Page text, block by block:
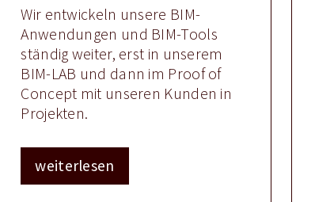
Wir entwickeln unsere BIM-
Anwendungen und BIM-Tools
ständig weiter, erst in unserem
BIM-LAB und dann im Proof of
Concept mit unseren Kunden in
Projekten.
weiterlesen